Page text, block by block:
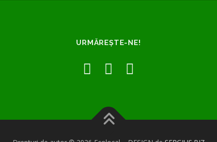
URMĂREȘTE-NE!